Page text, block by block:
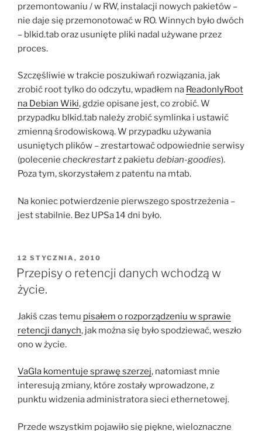
przemontowaniu / w RW, instalacji nowych pakietów –
nie daje się przemonotować w RO. Winnych było dwóch
– blkid.tab oraz usunięte pliki nadal używane przez
proces.
Szczęśliwie w trakcie poszukiwań rozwiązania, jak
zrobić root tylko do odczytu, wpadłem na ReadonlyRoot
na Debian Wiki, gdzie opisane jest, co zrobić. W
przypadku blkid.tab należy zrobić symlinka i ustawić
zmienną środowiskową. W przypadku używania
usuniętych plików – zrestartować odpowiednie serwisy
(polecenie checkrestartz pakietu debian-goodies).
Poza tym, skorzystałem z patentu na mtab.
Na koniec potwierdzenie pierwszego spostrzeżenia –
jest stabilnie. Bez UPSa 14 dni było.
OPUBLIKOWANE
W
12 STYCZNIA, 2010
Przepisy o retencji danych wchodzą w
życie.
Jakiś czas temu pisałem o rozporządzeniu w sprawie
retencji danych, jak można się było spodziewać, weszło
ono w życie.
VaGla komentuje sprawę szerzej, natomiast mnie
interesują zmiany, które zostały wprowadzone, z
punktu widzenia administratora sieci ethernetowej.
Przede wszystkim pojawiło się piękne, wieloznaczne